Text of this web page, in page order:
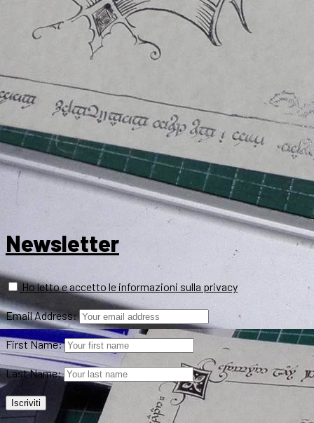
Newsletter
Ho letto e accetto le informazioni sulla privacy
Email Address:
First Name:
Last Name: